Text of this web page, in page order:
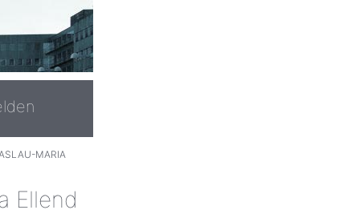
MARIA
Ellend